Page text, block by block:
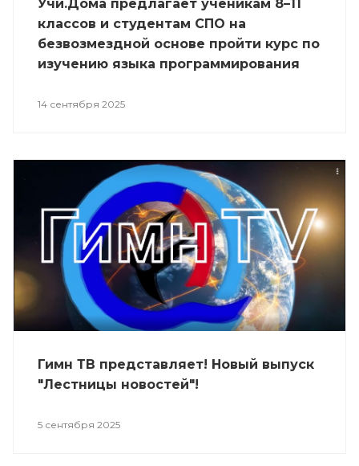
Учи.Дома предлагает ученикам 8–11
классов и студентам СПО на
безвозмездной основе пройти курс по
изучению языка программирования
продвинутого уровня сложности.
14 сентября 2025
Гимн ТВ представляет! Новый выпуск
"Лестницы новостей"!
5 сентября 2025